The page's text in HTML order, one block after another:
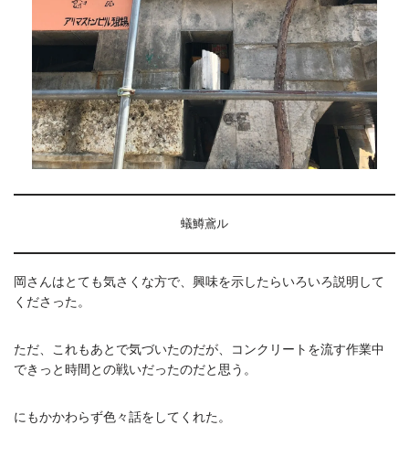
蟻鱒鳶ル
岡さんはとても気さくな方で、興味を示したらいろいろ説明して
くださった。
ただ、これもあとで気づいたのだが、コンクリートを流す作業中
できっと時間との戦いだったのだと思う。
にもかかわらず色々話をしてくれた。